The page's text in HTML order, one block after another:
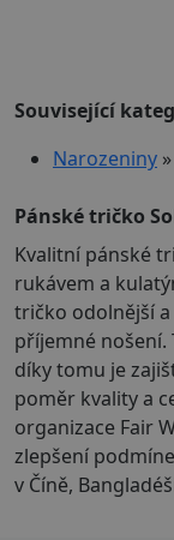
Související
Narozeniny »
Pánské tričko
Kvalitní pánské
rukávem a
tričko odolnější
příjemné nošení.
díky tomu je
poměr kvality a
organizace Fair
zlepšení
v Číně,